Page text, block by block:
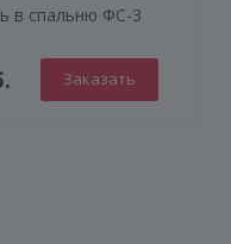
в спальню ФС-3
Заказать